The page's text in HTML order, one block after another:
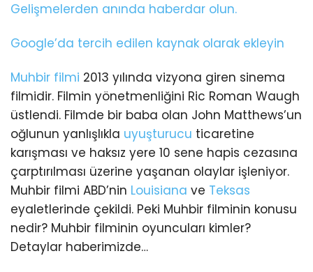
Gelişmelerden anında haberdar olun.
Google’da tercih edilen kaynak olarak ekleyin
Muhbir filmi 2013 yılında vizyona giren sinema
filmidir. Filmin yönetmenliğini Ric Roman Waugh
üstlendi. Filmde bir baba olan John Matthews’un
oğlunun yanlışlıkla uyuşturucu ticaretine
karışması ve haksız yere 10 sene hapis cezasına
çarptırılması üzerine yaşanan olaylar işleniyor.
Muhbir filmi ABD’nin Louisiana ve Teksas
eyaletlerinde çekildi. Peki Muhbir filminin konusu
nedir? Muhbir filminin oyuncuları kimler?
Detaylar haberimizde…